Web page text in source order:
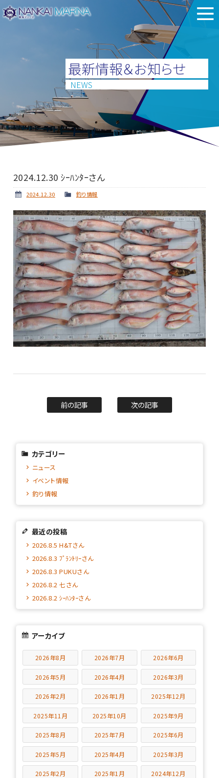
最新情報＆お知らせ
NEWS
2024.12.30 ｼｰﾊﾝﾀｰさん
2024.12.30 釣り情報
前の記事 次の記事
カテゴリー
ニュース
イベント情報
釣り情報
最近の投稿
2026.8.5 H&Tさん
2026.8.3 ﾌﾟﾗﾝﾄﾘｰさん
2026.8.3 PUKUさん
2026.8.2 七さん
2026.8.2 ｼｰﾊﾝﾀｰさん
アーカイブ
2026年8月 2026年7月 2026年6月
2026年5月 2026年4月 2026年3月
2026年2月 2026年1月 2025年12月
2025年11月 2025年10月 2025年9月
2025年8月 2025年7月 2025年6月
2025年5月 2025年4月 2025年3月
2025年2月 2025年1月 2024年12月